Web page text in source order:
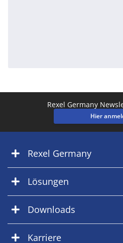
Rexel Germany
Hier
Rexel Germany
Lösungen
Downloads
Karriere